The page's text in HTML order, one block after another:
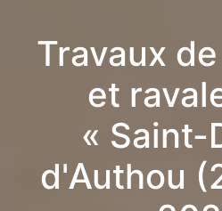
Travaux
et
« Saint-
d'Authou